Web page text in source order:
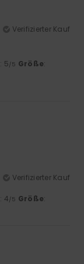
Verifizierter Kauf
: 5/5 Größe:
Verifizierter Kauf
: 4/5 Größe: